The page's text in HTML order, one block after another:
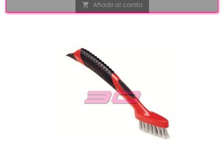
 Añadir al carrito